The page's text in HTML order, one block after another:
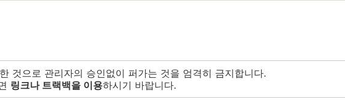
것으로 관리자의 승인없이 퍼가는 것을 엄격히 금지합니다.
링크나 트랙백을 이용하시기 바랍니다.